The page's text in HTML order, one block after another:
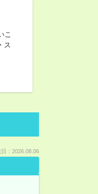
こ
ス
：2026.08.06